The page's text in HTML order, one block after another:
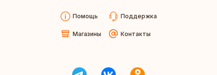
Помощь Поддержка
Магазины Контакты